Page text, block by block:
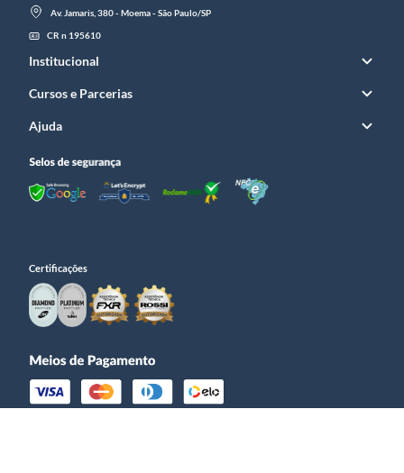
Av. Jamaris, 380 - Moema - São Paulo/SP
CR n 195610
Institucional
Cursos e Parcerias
Ajuda
Certificações